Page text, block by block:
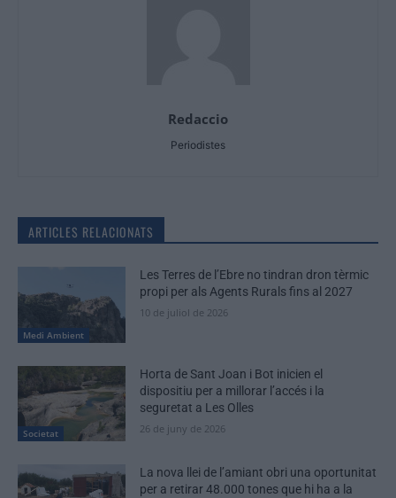
Redaccio
Periodistes
ARTICLES RELACIONATS
Medi Ambient
Les Terres de l’Ebre no tindran dron tèrmic
propi per als Agents Rurals fins al 2027
10 de juliol de 2026
Societat
Horta de Sant Joan i Bot inicien el
dispositiu per a millorar l’accés i la
seguretat a Les Olles
26 de juny de 2026
La nova llei de l’amiant obri una oportunitat
per a retirar 48.000 tones que hi ha a la